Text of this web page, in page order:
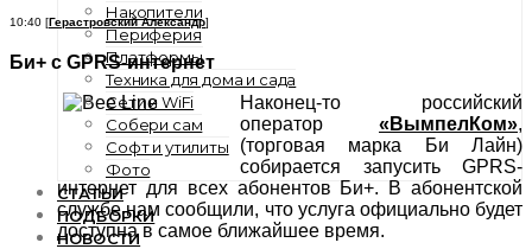
Накопители
Периферия
Платформы
Техника для дома и сада
Сети и WiFi
Собери сам
Софт и утилиты
Фото
СТАТЬИ
ПОДБОРКИ
НОВОСТИ
10:40 [Герастровский Александр]
Би+ с GPRS-интернет
Наконец-то российский
оператор «ВымпелКом»,
(торговая марка Би Лайн)
собирается запусить GPRS-
интернет для всех абонентов Би+. В абонентской
службе нам сообщили, что услуга официально будет
доступна в самое ближайшее время.